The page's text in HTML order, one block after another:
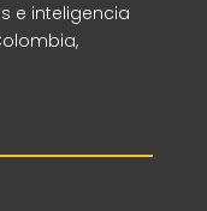
e inteligencia